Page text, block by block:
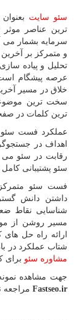
سئو سایت
ترین عناصر
سرمایه بشمار می
و متمرکز بر
تحلیل و پیاده
عرصه پیشگام
خلاق در مسیر
سخت ترین
ترین کلمات در
عملکرد فست سئو
اهداف در
رقابت در سئو می
سئو پشتیبانی
فست سئو متمرکز
داشتن دانش
شناسایی نقاط
مسیر روشن از
ارائه راه حل
شتاب عملکرد در
مشاوره سئو برای
جهت مشاهده
Fastseo.ir مراجعه